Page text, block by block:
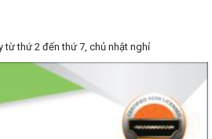
từ thứ 2 đến thứ 7, chủ nhật nghỉ